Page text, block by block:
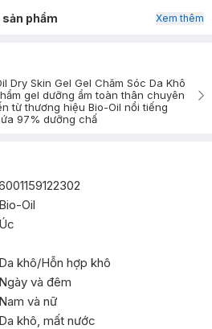
phẩm Xem thêm
Dry Skin Gel Gel Chăm Sóc Da Khô
gel dưỡng ẩm toàn thân chuyên
từ thương hiệu Bio-Oil nổi tiếng
97% dưỡng chấ
Bio-Oil
Úc
Da khô/Hỗn hợp khô
Ngày và đêm
Nam và nữ
Da khô, mất nước